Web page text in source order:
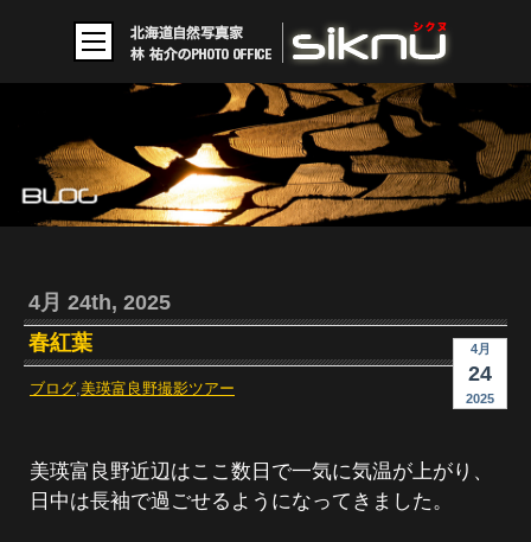
4月 24th, 2025
4月
24
2025
春紅葉
ブログ,美瑛富良野撮影ツアー
美瑛富良野近辺はここ数日で一気に気温が上がり、
日中は長袖で過ごせるようになってきました。